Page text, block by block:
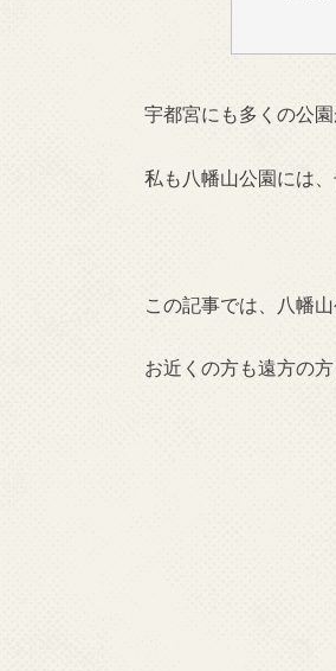
宇都宮にも多くの公園
私も八幡山公園には
この記事では、八幡
お近くの方も遠方の